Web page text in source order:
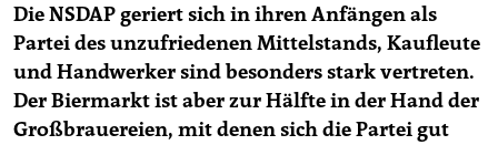
Die NSDAP geriert sich in ihren Anfängen als
Partei des unzufriedenen Mittelstands, Kaufleute
und Handwerker sind besonders stark vertreten.
Der Biermarkt ist aber zur Hälfte in der Hand der
Großbrauereien, mit denen sich die Partei gut